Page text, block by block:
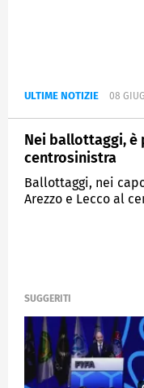
ULTIME NOTIZIE 08
Nei ballottaggi, è
centrosinistra
Ballottaggi, nei
Arezzo e Lecco al
SUGGERITI